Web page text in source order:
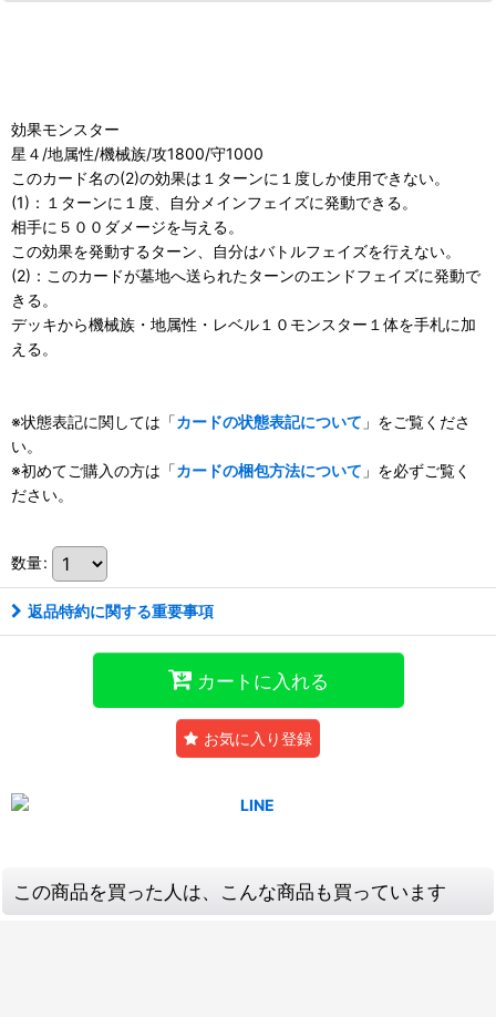
効果モンスター
星４/地属性/機械族/攻1800/守1000
このカード名の(2)の効果は１ターンに１度しか使用できない。
(1)：１ターンに１度、自分メインフェイズに発動できる。
相手に５００ダメージを与える。
この効果を発動するターン、自分はバトルフェイズを行えない。
(2)：このカードが墓地へ送られたターンのエンドフェイズに発動で
きる。
デッキから機械族・地属性・レベル１０モンスター１体を手札に加
える。
※状態表記に関しては「カードの状態表記について 」をご覧くださ
い。
※初めてご購入の方は「カードの梱包方法について 」を必ずご覧く
ださい。
数量:
返品特約に関する重要事項
カートに入れる
お気に入り登録
この商品を買った人は、こんな商品も買っています